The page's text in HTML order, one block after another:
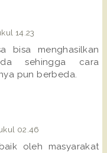
14.23
bisa menghasilkan
sehingga cara
pun berbeda.
02.46
oleh masyarakat